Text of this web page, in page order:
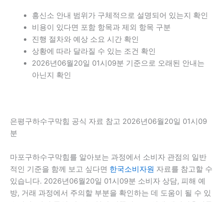
흥신소 안내 범위가 구체적으로 설명되어 있는지 확인
비용이 있다면 포함 항목과 제외 항목 구분
진행 절차와 예상 소요 시간 확인
상황에 따라 달라질 수 있는 조건 확인
2026년06월20일 01시09분 기준으로 오래된 안내는
아닌지 확인
은평구하수구막힘 공식 자료 참고 2026년06월20일 01시09
분
마포구하수구막힘를 알아보는 과정에서 소비자 관점의 일반
적인 기준을 함께 보고 싶다면 한국소비자원 자료를 참고할 수
있습니다. 2026년06월20일 01시09분 소비자 상담, 피해 예
방, 거래 과정에서 주의할 부분을 확인하는 데 도움이 될 수 있